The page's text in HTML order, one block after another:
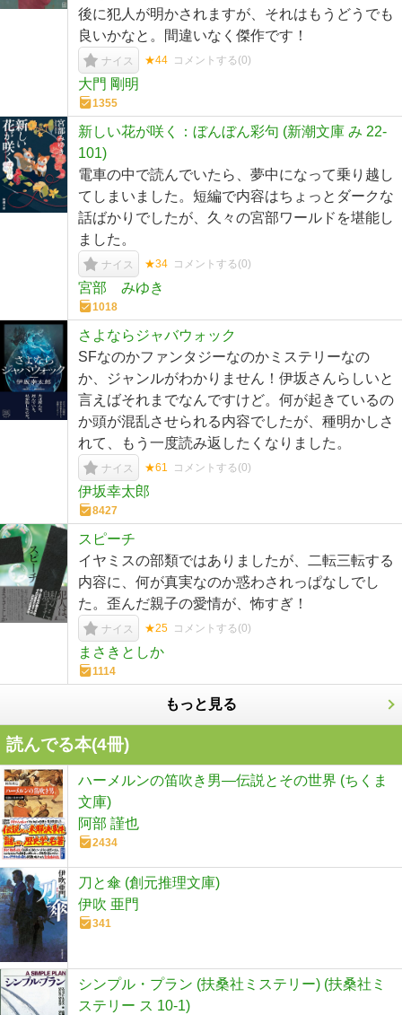
後に犯人が明かされますが、それはもうどうでも
良いかなと。間違いなく傑作です！
ナイス ★44 コメントする(0)
大門 剛明
1355
新しい花が咲く：ぼんぼん彩句 (新潮文庫 み 22-
101)
電車の中で読んでいたら、夢中になって乗り越し
てしまいました。短編で内容はちょっとダークな
話ばかりでしたが、久々の宮部ワールドを堪能し
ました。
ナイス ★34 コメントする(0)
宮部 みゆき
1018
さよならジャバウォック
SFなのかファンタジーなのかミステリーなの
か、ジャンルがわかりません！伊坂さんらしいと
言えばそれまでなんですけど。何が起きているの
か頭が混乱させられる内容でしたが、種明かしさ
れて、もう一度読み返したくなりました。
ナイス ★61 コメントする(0)
伊坂幸太郎
8427
スピーチ
イヤミスの部類ではありましたが、二転三転する
内容に、何が真実なのか惑わされっぱなしでし
た。歪んだ親子の愛情が、怖すぎ！
ナイス ★25 コメントする(0)
まさきとしか
1114
もっと見る
読んでる本(4冊)
ハーメルンの笛吹き男―伝説とその世界 (ちくま
文庫)
阿部 謹也
2434
刀と傘 (創元推理文庫)
伊吹 亜門
341
シンプル・プラン (扶桑社ミステリー) (扶桑社ミ
ステリー ス 10-1)